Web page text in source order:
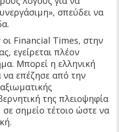
σπεύδει να
Financial Times, στην
εγείρεται πλέον
Μπορεί η ελληνική
επέζησε από την
της πλειοψηφία
σε σημείο τέτοιο ώστε να